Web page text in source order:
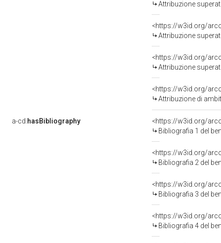
Attribuzione
<https://w3id.org/
Attribuzione
<https://w3id.org/
Attribuzione
<https://w3id.org/
Attribuzione di
a-cd:hasBibliography
<https://w3id.org/
Bibliografia 1 del
<https://w3id.org/
Bibliografia 2 del
<https://w3id.org/
Bibliografia 3 del
<https://w3id.org/
Bibliografia 4 del